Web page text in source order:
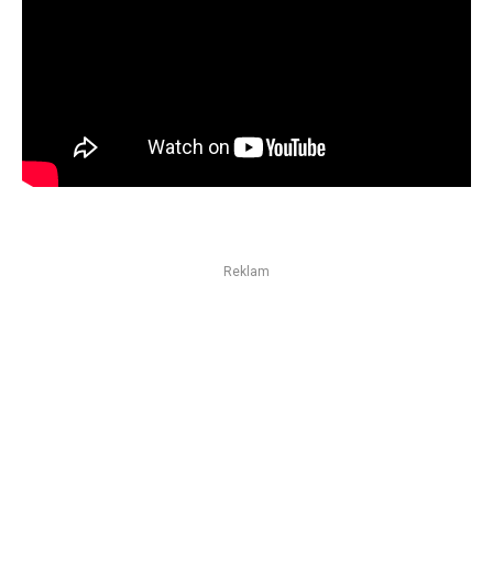
Reklam